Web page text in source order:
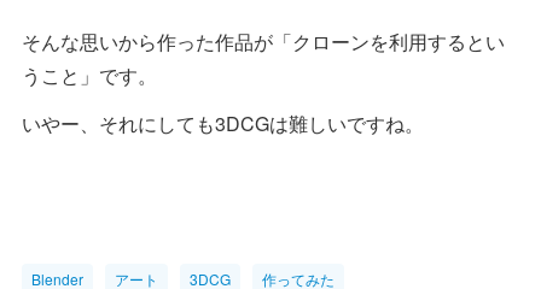
そんな思いから作った作品が「クローンを利用するとい
うこと」です。
いやー、それにしても3DCGは難しいですね。
Blender アート 3DCG 作ってみた